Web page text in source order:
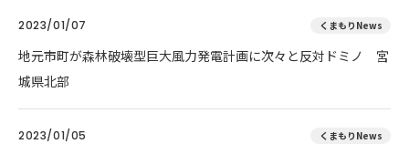
2023/01/07 くまもりNews
地元市町が森林破壊型巨大風力発電計画に次々と反対ドミノ 宮
城県北部
2023/01/05 くまもりNews